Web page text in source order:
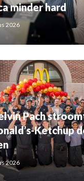
minder hard
2026
Pach
Ketchup
2026